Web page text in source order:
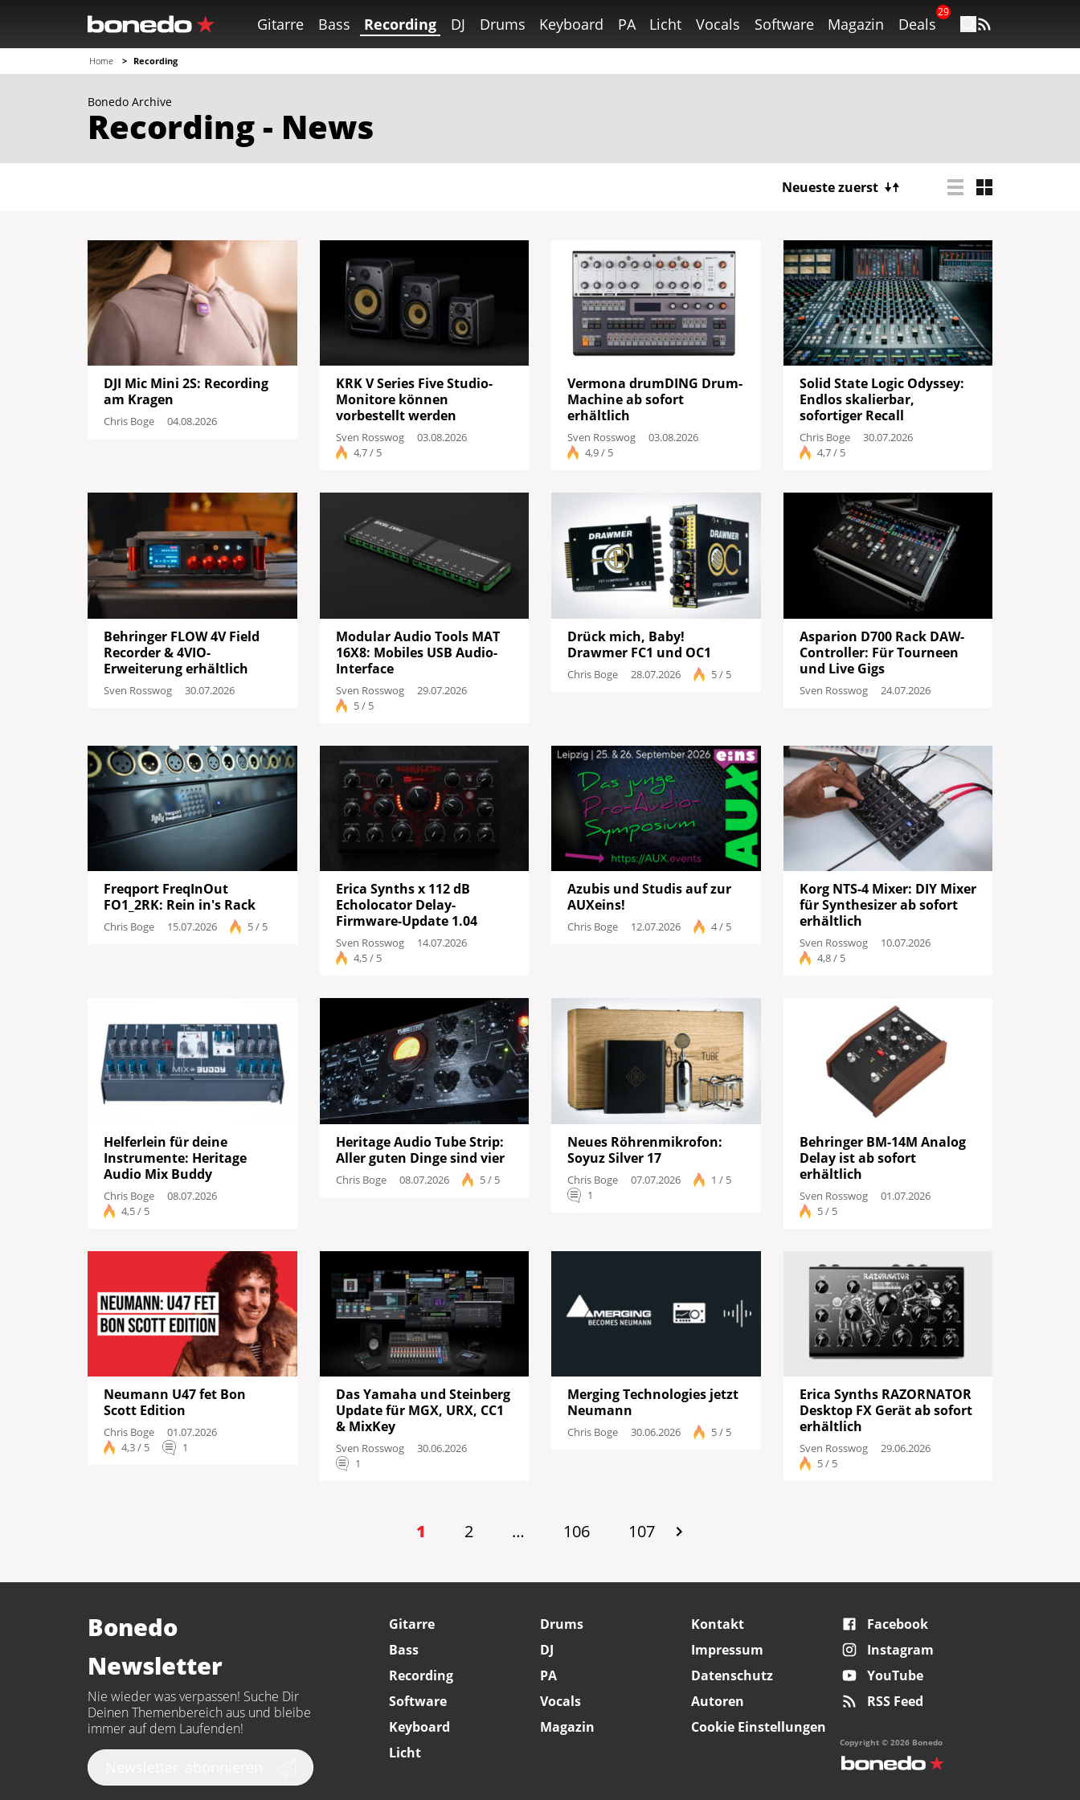
Gitarre Bass Recording DJ Drums Keyboard PA Licht Vocals Software Magazin Deals
29
Home Recording
Bonedo Archive
Recording - News
Neueste zuerst
DJI Mic Mini 2S: Recording
am Kragen
Chris Boge 04.08.2026
KRK V Series Five Studio-
Monitore können
vorbestellt werden
Sven Rosswog
03.08.2026
4,7 / 5
Vermona drumDING Drum-
Machine ab sofort
erhältlich
Sven Rosswog
03.08.2026
4,9 / 5
Solid State Logic Odyssey:
Endlos skalierbar,
sofortiger Recall
Chris Boge
30.07.2026
4,7 / 5
Behringer FLOW 4V Field
Recorder & 4VIO-
Erweiterung erhältlich
Sven Rosswog 30.07.2026
Modular Audio Tools MAT
16X8: Mobiles USB Audio-
Interface
Sven Rosswog
29.07.2026
5 / 5
Drück mich, Baby!
Drawmer FC1 und OC1
Chris Boge 28.07.2026 5 / 5
Asparion D700 Rack DAW-
Controller: Für Tourneen
und Live Gigs
Sven Rosswog 24.07.2026
Freqport FreqInOut
FO1_2RK: Rein in's Rack
Chris Boge 15.07.2026 5 / 5
Erica Synths x 112 dB
Echolocator Delay-
Firmware-Update 1.04
Sven Rosswog
14.07.2026
4,5 / 5
Azubis und Studis auf zur
AUXeins!
Chris Boge 12.07.2026 4 / 5
Korg NTS-4 Mixer: DIY Mixer
für Synthesizer ab sofort
erhältlich
Sven Rosswog
10.07.2026
4,8 / 5
Helferlein für deine
Instrumente: Heritage
Audio Mix Buddy
Chris Boge
08.07.2026
4,5 / 5
Heritage Audio Tube Strip:
Aller guten Dinge sind vier
Chris Boge 08.07.2026 5 / 5
Neues Röhrenmikrofon:
Soyuz Silver 17
Chris Boge 07.07.2026
1 / 5
1
Behringer BM-14M Analog
Delay ist ab sofort
erhältlich
Sven Rosswog
01.07.2026
5 / 5
Neumann U47 fet Bon
Scott Edition
Chris Boge
01.07.2026
4,3 / 5
1
Das Yamaha und Steinberg
Update für MGX, URX, CC1
& MixKey
Sven Rosswog
30.06.2026
1
Merging Technologies jetzt
Neumann
Chris Boge 30.06.2026 5 / 5
Erica Synths RAZORNATOR
Desktop FX Gerät ab sofort
erhältlich
Sven Rosswog
29.06.2026
5 / 5
1 2 … 106 107
Bonedo
Newsletter
Nie wieder was verpassen! Suche Dir
Deinen Themenbereich aus und bleibe
immer auf dem Laufenden!
Gitarre
Bass
Recording
Software
Keyboard
Licht
Drums
DJ
PA
Vocals
Magazin
Kontakt
Impressum
Datenschutz
Autoren
Cookie Einstellungen
Facebook
Instagram
YouTube
RSS Feed
Copyright © 2026 Bonedo